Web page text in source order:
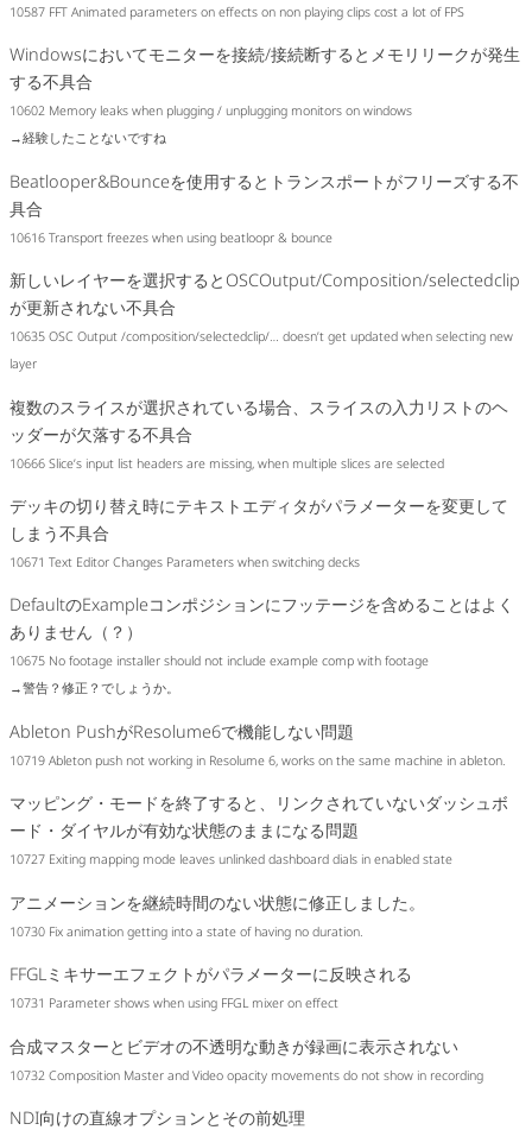
10587 FFT Animated parameters on effects on non playing clips cost a lot of FPS
Windowsにおいてモニターを接続/接続断するとメモリリークが発生
する不具合
10602 Memory leaks when plugging / unplugging monitors on windows
→経験したことないですね
Beatlooper&Bounceを使用するとトランスポートがフリーズする不
具合
10616 Transport freezes when using beatloopr & bounce
新しいレイヤーを選択するとOSCOutput/Composition/selectedclip
が更新されない不具合
10635 OSC Output /composition/selectedclip/… doesn’t get updated when selecting new
layer
複数のスライスが選択されている場合、スライスの入力リストのヘ
ッダーが欠落する不具合
10666 Slice’s input list headers are missing, when multiple slices are selected
デッキの切り替え時にテキストエディタがパラメーターを変更して
しまう不具合
10671 Text Editor Changes Parameters when switching decks
DefaultのExampleコンポジションにフッテージを含めることはよく
ありません（？）
10675 No footage installer should not include example comp with footage
→警告？修正？でしょうか。
Ableton PushがResolume6で機能しない問題
10719 Ableton push not working in Resolume 6, works on the same machine in ableton.
マッピング・モードを終了すると、リンクされていないダッシュボ
ード・ダイヤルが有効な状態のままになる問題
10727 Exiting mapping mode leaves unlinked dashboard dials in enabled state
アニメーションを継続時間のない状態に修正しました。
10730 Fix animation getting into a state of having no duration.
FFGLミキサーエフェクトがパラメーターに反映される
10731 Parameter shows when using FFGL mixer on effect
合成マスターとビデオの不透明な動きが録画に表示されない
10732 Composition Master and Video opacity movements do not show in recording
NDI向けの直線オプションとその前処理